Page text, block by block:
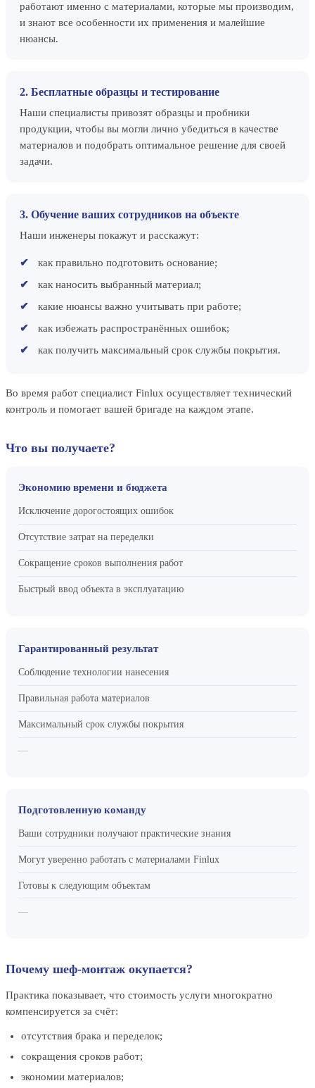
работают именно с материалами, которые мы производим,
и знают все особенности их применения и малейшие
нюансы.
2. Бесплатные образцы и тестирование
Наши специалисты привозят образцы и пробники
продукции, чтобы вы могли лично убедиться в качестве
материалов и подобрать оптимальное решение для своей
задачи.
3. Обучение ваших сотрудников на объекте
Наши инженеры покажут и расскажут:
как правильно подготовить основание;
как наносить выбранный материал;
какие нюансы важно учитывать при работе;
как избежать распространённых ошибок;
как получить максимальный срок службы покрытия.
Во время работ специалист Finlux осуществляет технический
контроль и помогает вашей бригаде на каждом этапе.
Что вы получаете?
Экономию времени и бюджета
Исключение дорогостоящих ошибок
Отсутствие затрат на переделки
Сокращение сроков выполнения работ
Быстрый ввод объекта в эксплуатацию
Гарантированный результат
Соблюдение технологии нанесения
Правильная работа материалов
Максимальный срок службы покрытия
—
Подготовленную команду
Ваши сотрудники получают практические знания
Могут уверенно работать с материалами Finlux
Готовы к следующим объектам
—
Почему шеф-монтаж окупается?
Практика показывает, что стоимость услуги многократно
компенсируется за счёт:
отсутствия брака и переделок;
сокращения сроков работ;
экономии материалов;